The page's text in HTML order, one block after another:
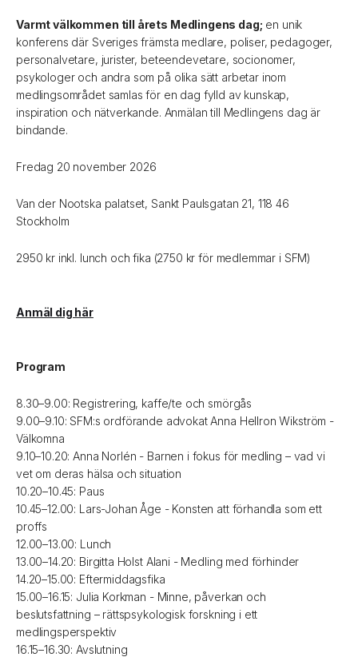
Varmt välkommen till årets Medlingens dag; en unik
konferens där Sveriges främsta medlare, poliser, pedagoger,
personalvetare, jurister, beteendevetare, socionomer,
psykologer och andra som på olika sätt arbetar inom
medlingsområdet samlas för en dag fylld av kunskap,
inspiration och nätverkande. Anmälan till Medlingens dag är
bindande.
Fredag 20 november 2026
Van der Nootska palatset, Sankt Paulsgatan 21, 118 46
Stockholm
2950 kr inkl. lunch och fika (2750 kr för medlemmar i SFM)
Anmäl dig här
Program
8.30–9.00: Registrering, kaffe/te och smörgås
9.00–9.10: SFM:s ordförande advokat Anna Hellron Wikström -
Välkomna
9.10–10.20: Anna Norlén - Barnen i fokus för medling – vad vi
vet om deras hälsa och situation
10.20–10.45: Paus
10.45–12.00: Lars-Johan Åge - Konsten att förhandla som ett
proffs
12.00–13.00: Lunch
13.00–14.20: Birgitta Holst Alani - Medling med förhinder
14.20–15.00: Eftermiddagsfika
15.00–16.15: Julia Korkman - Minne, påverkan och
beslutsfattning – rättspsykologisk forskning i ett
medlingsperspektiv
16.15–16.30: Avslutning